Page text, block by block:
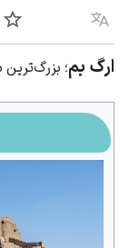
زبان
ارگ بم؛